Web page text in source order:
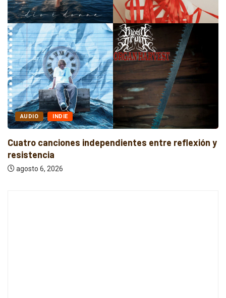
AUDIO INDIE
Cuatro canciones independientes entre reflexión y
resistencia
agosto 6, 2026